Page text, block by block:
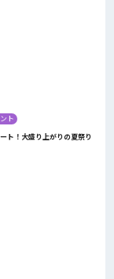
ト
ト！大盛り上がりの夏祭り